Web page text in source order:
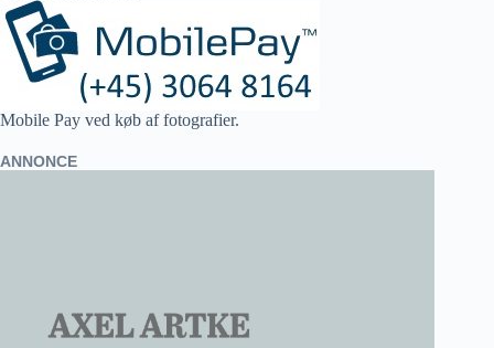
Mobile Pay ved køb af fotografier.
ANNONCE